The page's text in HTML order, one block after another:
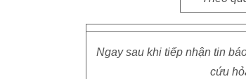
Ngay sau khi tiếp nhận tin
cứu